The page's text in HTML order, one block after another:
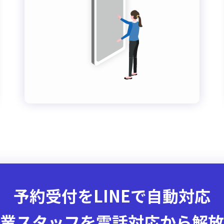
予約受付をLINEで自動対応